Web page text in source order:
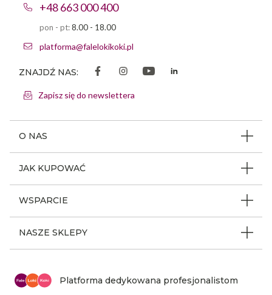
O NAS
Dlaczego FLK
Kariera
JAK KUPOWAĆ
Polityka prywatności
Reklamacje i zwroty
WSPARCIE
Mapa strony
NASZE SKLEPY
Mapa sklepów
+48 663 000 400
pon - pt:8.00 - 18.00
platforma@falelokikoki.pl
ZNAJDŹ NAS:
Zapisz się do newslettera
Platforma dedykowana profesjonalistom